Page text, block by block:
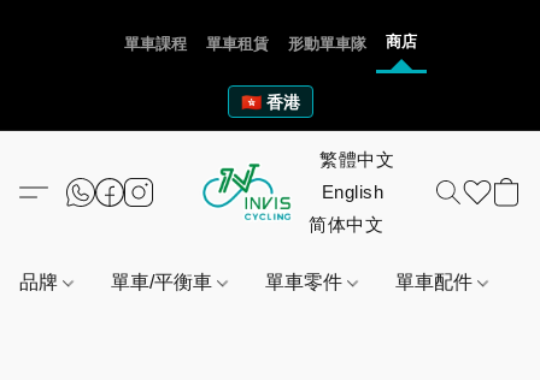
單車課程 單車租賃 形動單車隊 商店
🇭🇰 香港
品牌 單車/平衡車 單車零件 單車配件